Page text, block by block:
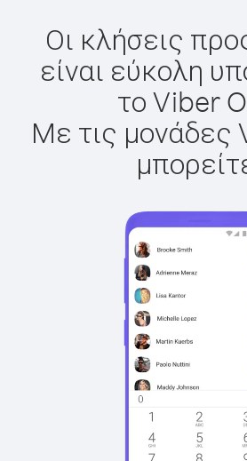
Οι κλήσεις
είναι εύκολη
το Viber
Με τις μονάδες